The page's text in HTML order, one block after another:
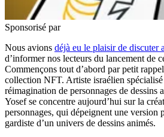
Sponsorisé par
Nous avions déjà eu le plaisir de discuter
d’informer nos lecteurs du lancement de
Commençons tout d’abord par petit
collection NFT. Artiste israélien spécialisé
réimagination de personnages de dessins
Yosef se concentre aujourd’hui sur la
personnages, qui dépeignent une version
gardiste d’un univers de dessins animés.